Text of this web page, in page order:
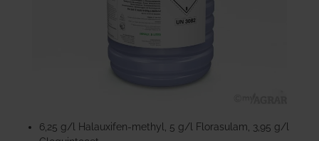
Anfang6,25 g/l Halauxifen-methyl, 5 g/l Florasulam, 3,95 g/l